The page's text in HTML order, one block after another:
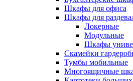
Шкафы для офиса
Шкафы для
Локерные
Модульные
Шкафы
Скамейки
Тумбы мобильные
Многоящичные